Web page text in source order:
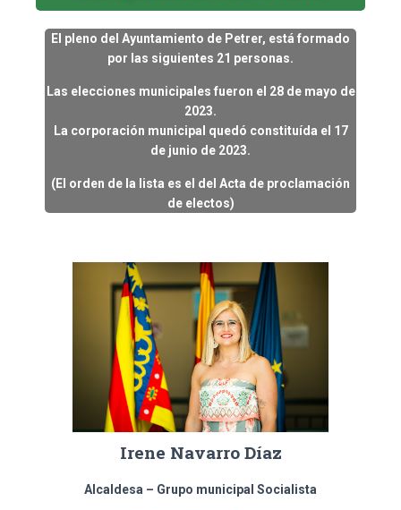
El pleno del Ayuntamiento de Petrer, está formado
por las siguientes 21 personas.
Las elecciones municipales fueron el 28 de mayo de
2023.
La corporación municipal quedó constituída el 17
de junio de 2023.
(El orden de la lista es el del Acta de proclamación
de electos)
Irene Navarro Díaz
Alcaldesa – Grupo municipal Socialista